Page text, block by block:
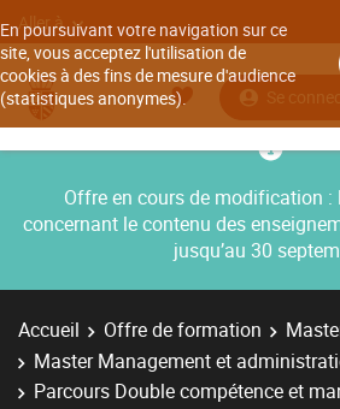
En poursuivant votre navigation sur ce
site, vous acceptez l'utilisation de
cookies à des fins de mesure d'audience
(statistiques anonymes).
Aller à
Se
Offre en cours de modification
concernant le contenu des
jusqu’au 30
Accueil Offre de formation
Master Management et
Parcours Double compétence et